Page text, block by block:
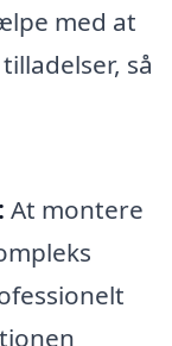
med at
så
At montere